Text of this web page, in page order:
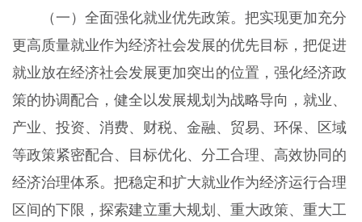
（一）全面强化就业优先政策。把实现更加充分
更高质量就业作为经济社会发展的优先目标，把促进
就业放在经济社会发展更加突出的位置，强化经济政
策的协调配合，健全以发展规划为战略导向，就业、
产业、投资、消费、财税、金融、贸易、环保、区域
等政策紧密配合、目标优化、分工合理、高效协同的
经济治理体系。把稳定和扩大就业作为经济运行合理
区间的下限，探索建立重大规划、重大政策、重大工